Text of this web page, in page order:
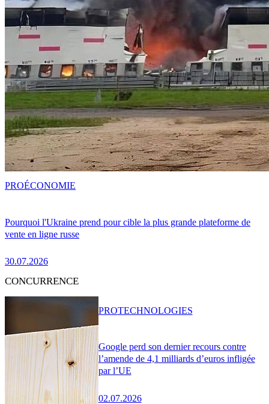
Pourquoi l'Ukraine prend pour cible la plus grande plateforme de
vente en ligne russe
30.07.2026
PROÉCONOMIE
CONCURRENCE
Google perd son dernier recours contre
l’amende de 4,1 milliards d’euros infligée
par l’UE
02.07.2026
PROTECHNOLOGIES